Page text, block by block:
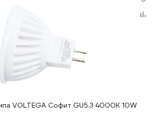
VOLTEGA Софит GU5.3 4000К 10W